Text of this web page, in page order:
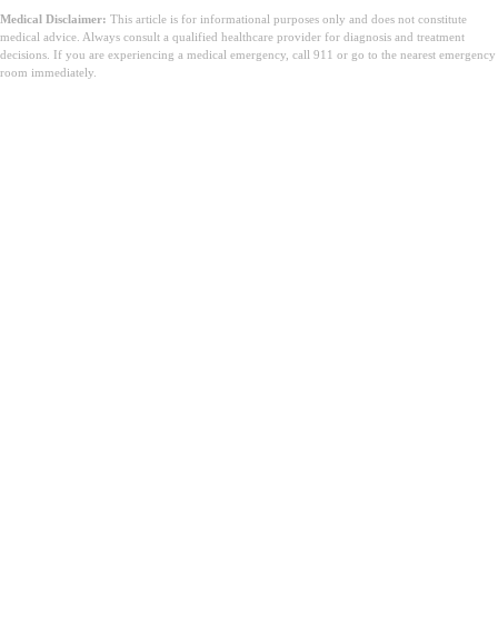
Medical Disclaimer: This article is for informational purposes only and does not constitute
medical advice. Always consult a qualified healthcare provider for diagnosis and treatment
decisions. If you are experiencing a medical emergency, call 911 or go to the nearest emergency
room immediately.